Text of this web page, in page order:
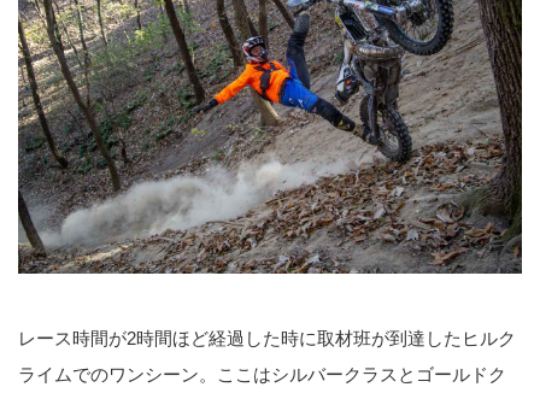
レース時間が2時間ほど経過した時に取材班が到達したヒルク
ライムでのワンシーン。ここはシルバークラスとゴールドク